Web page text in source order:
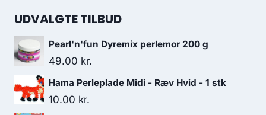
UDVALGTE TILBUD
Pearl'n'fun Dyremix perlemor 200 g
49.00 kr.
Hama Perleplade Midi - Ræv Hvid - 1 stk
10.00 kr.